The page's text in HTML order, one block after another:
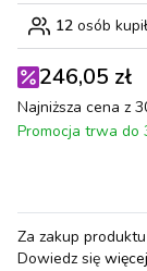
12 osób
246,05 zł
Najniższa cena z
Promocja trwa do
Za zakup
Dowiedz się